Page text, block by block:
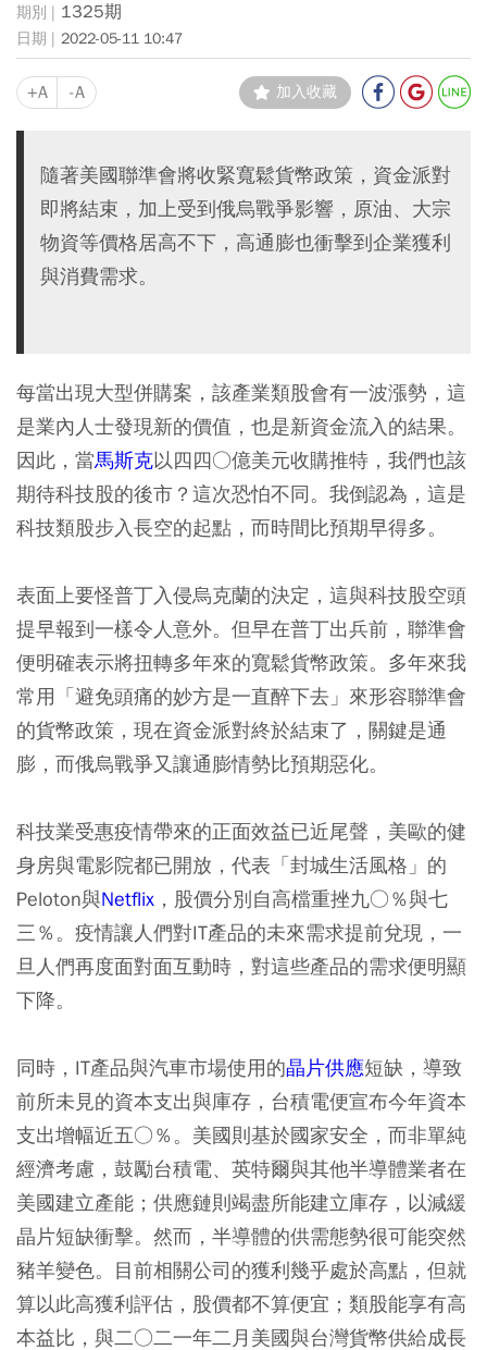
1325期
2022-05-11 10:47
+A -A 加入收藏
隨著美國聯準會將收緊寬鬆貨幣政策，資金派對
即將結束，加上受到俄烏戰爭影響，原油、大宗
物資等價格居高不下，高通膨也衝擊到企業獲利
與消費需求。
每當出現大型併購案，該產業類股會有一波漲勢，這
是業內人士發現新的價值，也是新資金流入的結果。
因此，當馬斯克以四四○億美元收購推特，我們也該
期待科技股的後市？這次恐怕不同。我倒認為，這是
科技類股步入長空的起點，而時間比預期早得多。
表面上要怪普丁入侵烏克蘭的決定，這與科技股空頭
提早報到一樣令人意外。但早在普丁出兵前，聯準會
便明確表示將扭轉多年來的寬鬆貨幣政策。多年來我
常用「避免頭痛的妙方是一直醉下去」來形容聯準會
的貨幣政策，現在資金派對終於結束了，關鍵是通
膨，而俄烏戰爭又讓通膨情勢比預期惡化。
科技業受惠疫情帶來的正面效益已近尾聲，美歐的健
身房與電影院都已開放，代表「封城生活風格」的
Peloton與Netflix ，股價分別自高檔重挫九○％與七
三％。疫情讓人們對IT產品的未來需求提前兌現，一
旦人們再度面對面互動時，對這些產品的需求便明顯
下降。
同時，IT產品與汽車市場使用的晶片供應短缺，導致
前所未見的資本支出與庫存，台積電便宣布今年資本
支出增幅近五○％。美國則基於國家安全，而非單純
經濟考慮，鼓勵台積電、英特爾與其他半導體業者在
美國建立產能；供應鏈則竭盡所能建立庫存，以減緩
晶片短缺衝擊。然而，半導體的供需態勢很可能突然
豬羊變色。目前相關公司的獲利幾乎處於高點，但就
算以此高獲利評估，股價都不算便宜；類股能享有高
本益比，與二○二一年二月美國與台灣貨幣供給成長